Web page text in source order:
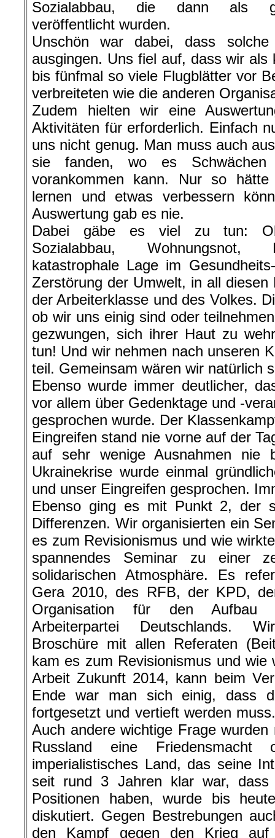
Sozialabbau, die dann als
veröffentlicht wurden.
Unschön war dabei, dass
ausgingen. Uns fiel auf, dass wir als
bis fünfmal so viele Flugblätter vor
verbreiteten wie die anderen
Zudem hielten wir eine
Aktivitäten für erforderlich. Einfach
uns nicht genug. Man muss auch
sie fanden, wo es
vorankommen kann. Nur so
lernen und etwas verbessern
Auswertung gab es nie.
Dabei gäbe es viel zu tun:
Sozialabbau, Wohnungsnot,
katastrophale Lage im
Zerstörung der Umwelt, in all
der Arbeiterklasse und des Volkes.
ob wir uns einig sind oder
gezwungen, sich ihrer Haut zu
tun! Und wir nehmen nach unseren
teil. Gemeinsam wären wir natürlich
Ebenso wurde immer deutlicher,
vor allem über Gedenktage und -
gesprochen wurde. Der
Eingreifen stand nie vorne auf der
auf sehr wenige Ausnahmen nie
Ukrainekrise wurde einmal
und unser Eingreifen gesprochen.
Ebenso ging es mit Punkt 2, der
Differenzen. Wir organisierten ein
es zum Revisionismus und wie
spannendes Seminar zu einer
solidarischen Atmosphäre. Es
Gera 2010, des RFB, der KPD,
Organisation für den Aufbau
Arbeiterpartei Deutschlands.
Broschüre mit allen Referaten
kam es zum Revisionismus und wie
Arbeit Zukunft 2014, kann beim
Ende war man sich einig, dass
fortgesetzt und vertieft werden
Auch andere wichtige Frage wurden
Russland eine Friedensmacht
imperialistisches Land, das seine
seit rund 3 Jahren klar war, dass
Positionen haben, wurde bis
diskutiert. Gegen Bestrebungen
den Kampf gegen den Krieg auf